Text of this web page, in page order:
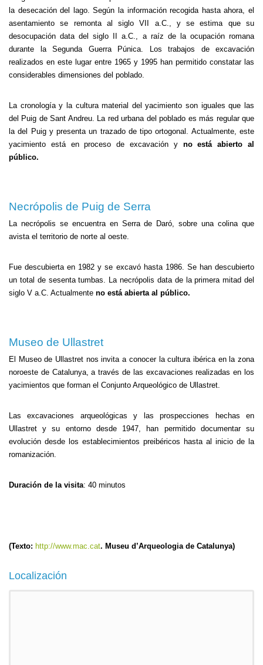
la desecación del lago. Según la información recogida hasta ahora, el
asentamiento se remonta al siglo VII a.C., y se estima que su
desocupación data del siglo II a.C., a raíz de la ocupación romana
durante la Segunda Guerra Púnica. Los trabajos de excavación
realizados en este lugar entre 1965 y 1995 han permitido constatar las
considerables dimensiones del poblado.
La cronología y la cultura material del yacimiento son iguales que las
del Puig de Sant Andreu. La red urbana del poblado es más regular que
la del Puig y presenta un trazado de tipo ortogonal. Actualmente, este
yacimiento está en proceso de excavación y no está abierto al
público.
Necrópolis de Puig de Serra
La necrópolis se encuentra en Serra de Daró, sobre una colina que
avista el territorio de norte al oeste.
Fue descubierta en 1982 y se excavó hasta 1986. Se han descubierto
un total de sesenta tumbas. La necrópolis data de la primera mitad del
siglo V a.C. Actualmente no está abierta al público.
Museo de Ullastret
El Museo de Ullastret nos invita a conocer la cultura ibérica en la zona
noroeste de Catalunya, a través de las excavaciones realizadas en los
yacimientos que forman el Conjunto Arqueológico de Ullastret.
Las excavaciones arqueológicas y las prospecciones hechas en
Ullastret y su entorno desde 1947, han permitido documentar su
evolución desde los establecimientos preibéricos hasta al inicio de la
romanización.
Duración de la visita: 40 minutos
(Texto: http://www.mac.cat. Museu d’Arqueologia de Catalunya)
Localización